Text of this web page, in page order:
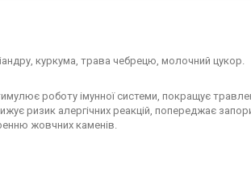
куркума, трава чебрецю, молочний цукор.
роботу імунної системи, покращує
ризик алергічних реакцій, попереджає
жовчних каменів.